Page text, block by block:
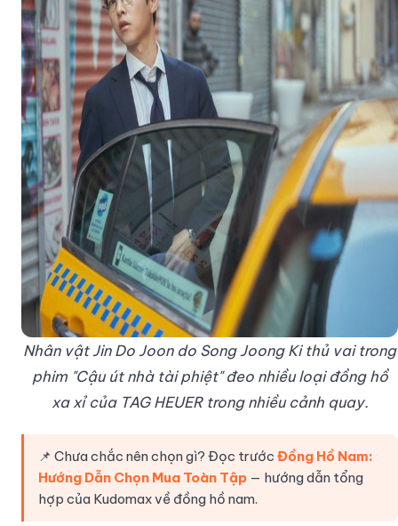
Nhân vật Jin Do Joon do Song Joong Ki thủ vai trong
phim "Cậu út nhà tài phiệt" đeo nhiều loại đồng hồ
xa xỉ của TAG HEUER trong nhiều cảnh quay.
📌 Chưa chắc nên chọn gì? Đọc trước Đồng Hồ Nam:
Hướng Dẫn Chọn Mua Toàn Tập — hướng dẫn tổng
hợp của Kudomax về đồng hồ nam.